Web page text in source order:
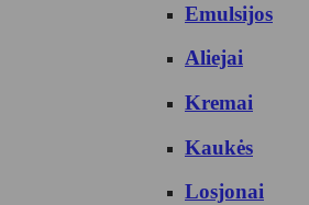
Emulsijos
Aliejai
Kremai
Kaukės
Losjonai